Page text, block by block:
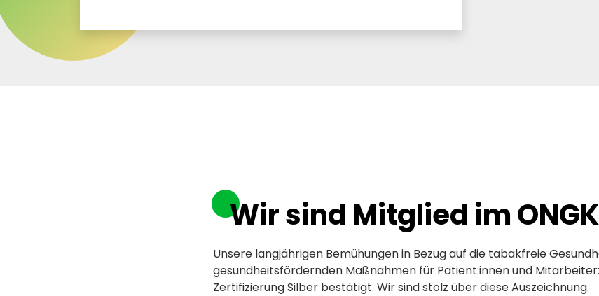
Wir sind Mitglied im
Unsere langjährigen Bemühungen in Bezug auf die tabakfreie
gesundheitsfördernden Maßnahmen für Patient:innen und
Zertifizierung Silber bestätigt. Wir sind stolz über diese Auszeichnung.